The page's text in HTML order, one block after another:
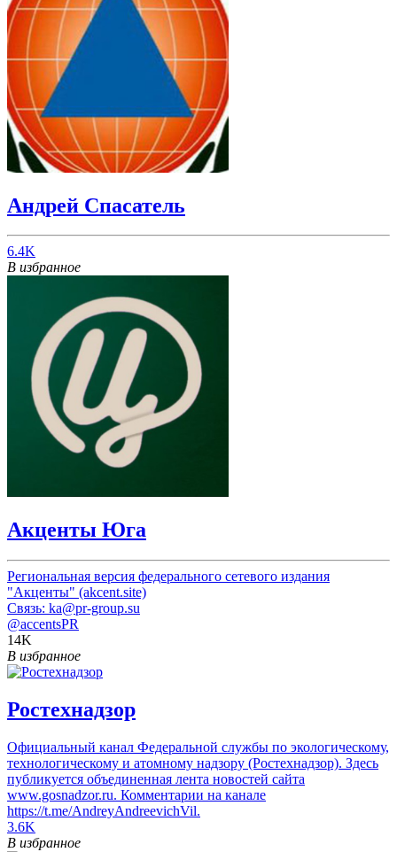
Андрей Спасатель
6.4K
В избранное
Акценты Юга
Региональная версия федерального сетевого издания
"Акценты" (akcent.site)
Связь: ka@pr-group.su
@accentsPR
14K
В избранное
Ростехнадзор
Официальный канал Федеральной службы по экологическому,
технологическому и атомному надзору (Ростехнадзор). Здесь
публикуется объединенная лента новостей сайта
www.gosnadzor.ru. Комментарии на канале
https://t.me/AndreyAndreevichVil.
3.6K
В избранное